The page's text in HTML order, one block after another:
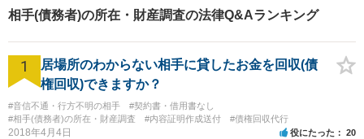
ますが、相手方がヤミ金をしていたということから、相手方名義の預
相手(債務者)の所在・財産調査の法律Q&Aランキング
1
居場所のわからない相手に貸したお金を回収(債
権回収)できますか？
#音信不通・行方不明の相手
#契約書・借用書なし
#相手(債務者)の所在・財産調査
#内容証明作成送付 #債権回収代行
2018年4月4日 役にたった 20